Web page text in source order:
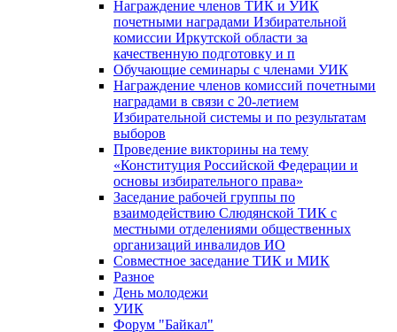
Награждение членов ТИК и УИК
почетными наградами Избирательной
комиссии Иркутской области за
качественную подготовку и п
Обучающие семинары с членами УИК
Награждение членов комиссий почетными
наградами в связи с 20-летием
Избирательной системы и по результатам
выборов
Проведение викторины на тему
«Конституция Российской Федерации и
основы избирательного права»
Заседание рабочей группы по
взаимодействию Слюдянской ТИК с
местными отделениями общественных
организаций инвалидов ИО
Совместное заседание ТИК и МИК
Разное
День молодежи
УИК
Форум "Байкал"